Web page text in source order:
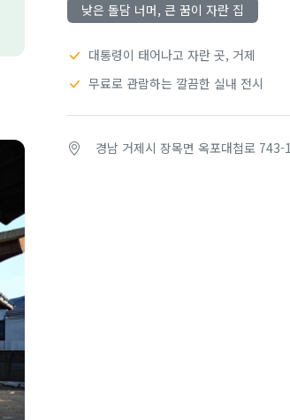
낮은 돌담 너머, 큰 꿈이 자란 집
대통령이 태어나고 자란 곳, 거제
무료로 관람하는 깔끔한 실내 전시
경남 거제시 장목면 옥포대첩로 743-1